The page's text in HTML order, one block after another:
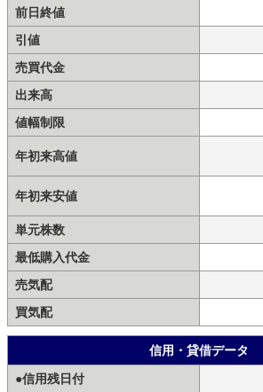
前日終値
引値
売買代金
出来高
値幅制限
年初来高値
年初来安値
単元株数
最低購入代金
売気配
買気配
信用・貸借データ
●信用残日付